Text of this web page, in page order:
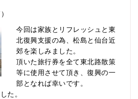
今回は家族とリフレッシュと東
北復興支援の為、松島と仙台近
郊を楽しみました。
頂いた旅行券を全て東北路散策
等に使用させて頂き、復興の一
部となれば幸いです。
た。